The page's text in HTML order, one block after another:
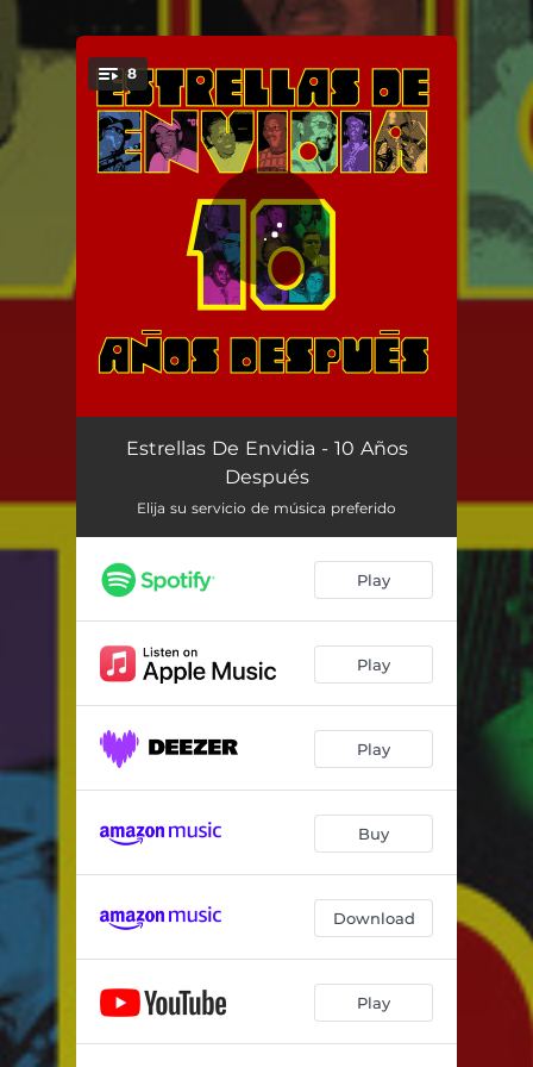
You're all set!
8
Y por Tanto 04:22
Traca Traca Troco Troco
Te Andan Buscando 05:30
El Detective 05:02
Te Viran en la Guagua 04:42
Más Vale Hacerse el Loco 04:43
La Malanga 04:17
Estrellas De Envidia - 10 Años
Después
Elija su servicio de música preferido
Play
Play
Play
Buy
Download
Play